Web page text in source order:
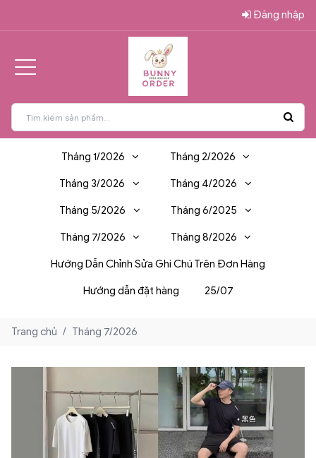
Đăng nhập
Tháng 1/2026 Tháng 2/2026
Tháng 3/2026 Tháng 4/2026
Tháng 5/2026 Tháng 6/2025
Tháng 7/2026 Tháng 8/2026
Hướng Dẫn Chỉnh Sửa Ghi Chú Trên Đơn Hàng
Hướng dẫn đặt hàng 25/07
Trang chủ / Tháng 7/2026